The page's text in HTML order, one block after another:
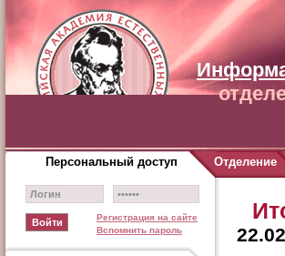
Регистрация на сайте
Вспомнить пароль
Персональный доступ Отделение